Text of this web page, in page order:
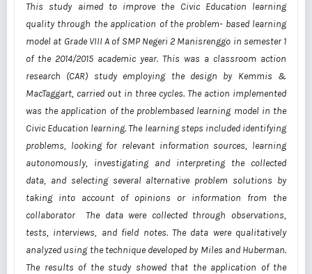
This study aimed to improve the Civic Education learning
quality through the application of the problem- based learning
model at Grade VIII A of SMP Negeri 2 Manisrenggo in semester 1
of the 2014/2015 academic year. This was a classroom action
research (CAR) study employing the design by Kemmis &
MacTaggart, carried out in three cycles. The action implemented
was the application of the problembased learning model in the
Civic Education learning. The learning steps included identifying
problems, looking for relevant information sources, learning
autonomously, investigating and interpreting the collected
data, and selecting several alternative problem solutions by
taking into account of opinions or information from
the
collaborator The data were collected through observations,
tests, interviews, and field notes. The data were qualitatively
analyzed using the technique developed by Miles and Huberman.
The results of the study showed that the application of the